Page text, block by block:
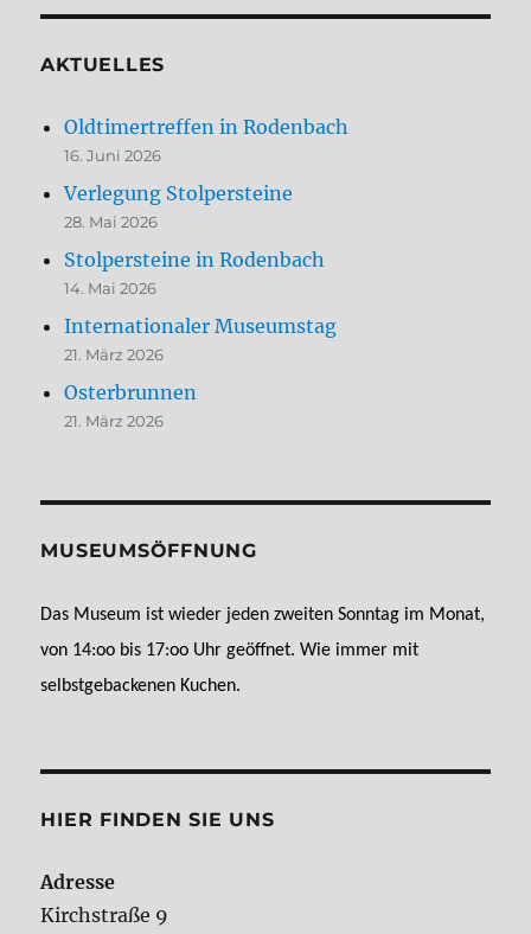
AKTUELLES
Oldtimertreffen in Rodenbach
16. Juni 2026
Verlegung Stolpersteine
28. Mai 2026
Stolpersteine in Rodenbach
14. Mai 2026
Internationaler Museumstag
21. März 2026
Osterbrunnen
21. März 2026
MUSEUMSÖFFNUNG
Das Museum ist wieder jeden zweiten Sonntag im Monat,
von 14:oo bis 17:oo Uhr geöffnet. Wie immer mit
selbstgebackenen Kuchen.
HIER FINDEN SIE UNS
Adresse
Kirchstraße 9